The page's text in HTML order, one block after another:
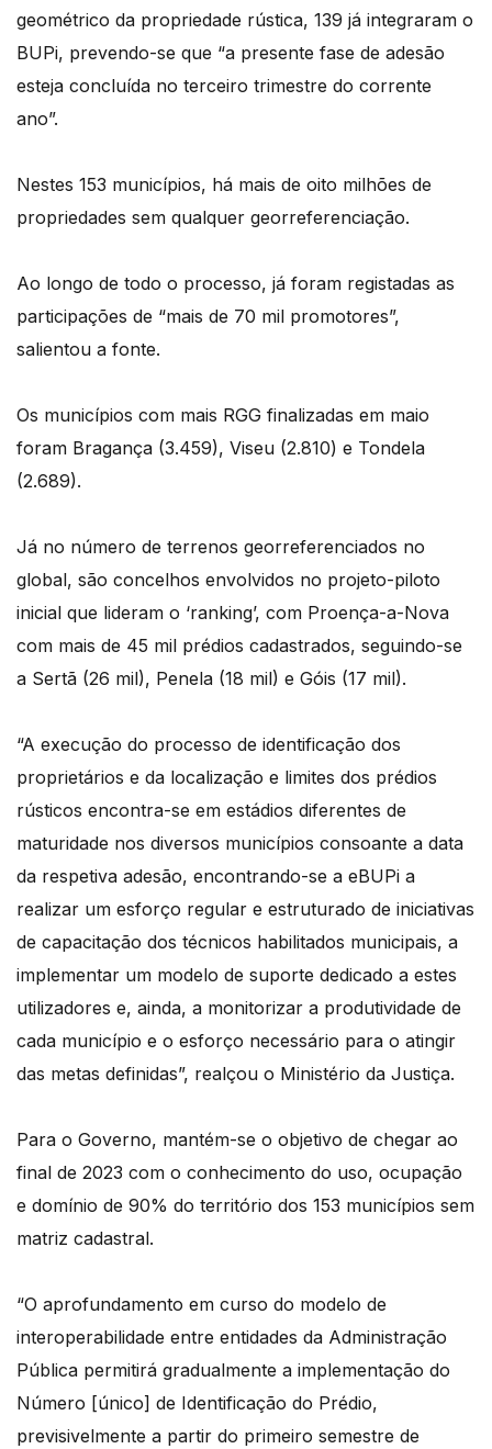
geométrico da propriedade rústica, 139 já integraram o
BUPi, prevendo-se que “a presente fase de adesão
esteja concluída no terceiro trimestre do corrente
ano”.
Nestes 153 municípios, há mais de oito milhões de
propriedades sem qualquer georreferenciação.
Ao longo de todo o processo, já foram registadas as
participações de “mais de 70 mil promotores”,
salientou a fonte.
Os municípios com mais RGG finalizadas em maio
foram Bragança (3.459), Viseu (2.810) e Tondela
(2.689).
Já no número de terrenos georreferenciados no
global, são concelhos envolvidos no projeto-piloto
inicial que lideram o ‘ranking’, com Proença-a-Nova
com mais de 45 mil prédios cadastrados, seguindo-se
a Sertã (26 mil), Penela (18 mil) e Góis (17 mil).
“A execução do processo de identificação dos
proprietários e da localização e limites dos prédios
rústicos encontra-se em estádios diferentes de
maturidade nos diversos municípios consoante a data
da respetiva adesão, encontrando-se a eBUPi a
realizar um esforço regular e estruturado de iniciativas
de capacitação dos técnicos habilitados municipais, a
implementar um modelo de suporte dedicado a estes
utilizadores e, ainda, a monitorizar a produtividade de
cada município e o esforço necessário para o atingir
das metas definidas”, realçou o Ministério da Justiça.
Para o Governo, mantém-se o objetivo de chegar ao
final de 2023 com o conhecimento do uso, ocupação
e domínio de 90% do território dos 153 municípios sem
matriz cadastral.
“O aprofundamento em curso do modelo de
interoperabilidade entre entidades da Administração
Pública permitirá gradualmente a implementação do
Número [único] de Identificação do Prédio,
previsivelmente a partir do primeiro semestre de